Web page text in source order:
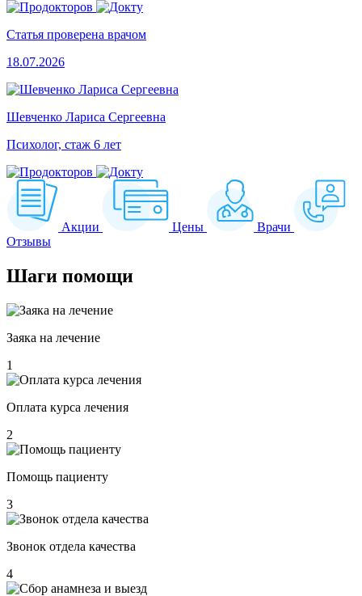
Статья проверена врачом
18.07.2026
Шевченко Лариса Сергеевна
Психолог, стаж 6 лет
Акции Цены
Врачи
Отзывы
Шаги помощи
Заяка на лечение
1
Оплата курса лечения
2
Помощь пациенту
3
Звонок отдела качества
4